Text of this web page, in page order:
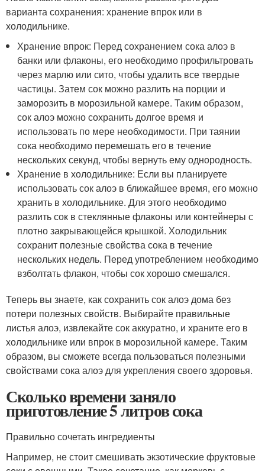
варианта сохранения: хранение впрок или в
холодильнике.
Хранение впрок: Перед сохранением сока алоэ в
банки или флаконы, его необходимо профильтровать
через марлю или сито, чтобы удалить все твердые
частицы. Затем сок можно разлить на порции и
заморозить в морозильной камере. Таким образом,
сок алоэ можно сохранить долгое время и
использовать по мере необходимости. При таянии
сока необходимо перемешать его в течение
нескольких секунд, чтобы вернуть ему однородность.
Хранение в холодильнике: Если вы планируете
использовать сок алоэ в ближайшее время, его можно
хранить в холодильнике. Для этого необходимо
разлить сок в стеклянные флаконы или контейнеры с
плотно закрывающейся крышкой. Холодильник
сохранит полезные свойства сока в течение
нескольких недель. Перед употреблением необходимо
взболтать флакон, чтобы сок хорошо смешался.
Теперь вы знаете, как сохранить сок алоэ дома без
потери полезных свойств. Выбирайте правильные
листья алоэ, извлекайте сок аккуратно, и храните его в
холодильнике или впрок в морозильной камере. Таким
образом, вы сможете всегда пользоваться полезными
свойствами сока алоэ для укрепления своего здоровья.
Сколько времени заняло
приготовление 5 литров сока
Правильно сочетать ингредиенты
Например, не стоит смешивать экзотические фруктовые